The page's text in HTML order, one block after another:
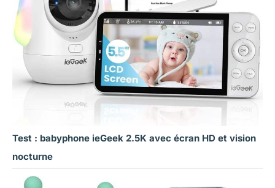
Test : babyphone ieGeek 2.5K avec écran HD et vision
nocturne